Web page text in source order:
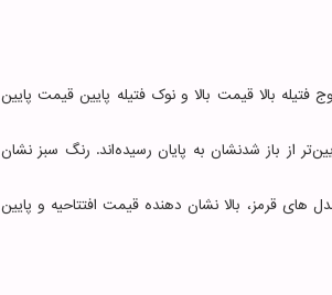
بالا قیمت بالا و نوک فتیله پایین قیمت پایین
از باز شدنشان به پایان رسیده‌اند. رنگ سبز نشان
قرمز، بالا نشان دهنده قیمت افتتاحیه و پایین